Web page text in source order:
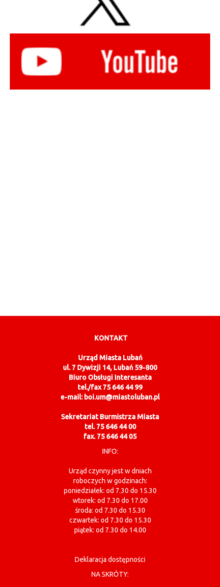
KONTAKT
Urząd Miasta Lubań
ul. 7 Dywizji 14, Lubań 59-800
Biuro Obsługi Interesanta
tel./fax 75 646 44 99
e-mail: boi.um@miastoluban.pl
Sekretariat Burmistrza Miasta
tel. 75 646 44 00
fax. 75 646 44 05
INFO:
Urząd czynny jest w dniach
roboczych w godzinach:
poniedziałek: od 7.30 do 15.30
wtorek: od 7.30 do 17.00
środa: od 7.30 do 15.30
czwartek: od 7.30 do 15.30
piątek: od 7.30 do 14.00
Deklaracja dostępności
NA SKRÓTY: